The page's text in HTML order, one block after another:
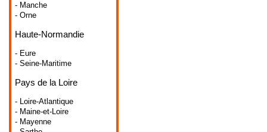
- Manche
- Orne
Haute-Normandie
- Eure
- Seine-Maritime
Pays de la Loire
- Loire-Atlantique
- Maine-et-Loire
- Mayenne